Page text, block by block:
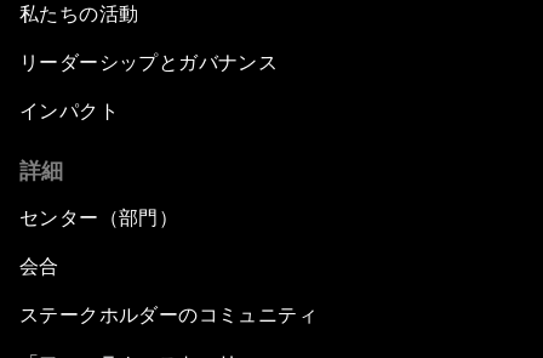
私たちの活動
リーダーシップとガバナンス
インパクト
詳細
センター（部門）
会合
ステークホルダーのコミュニティ